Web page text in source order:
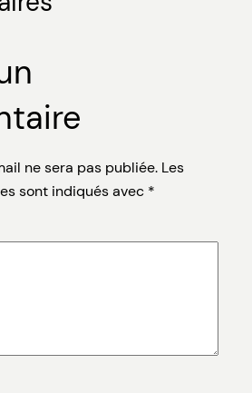
ne sera pas publiée. Les
sont indiqués avec *